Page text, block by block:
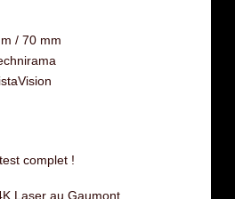
/ 70 mm
complet !
Laser au Gaumont